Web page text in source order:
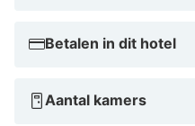
Betalen in dit hotel
Aantal kamers